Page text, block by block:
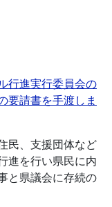
行進実行委員会の
要請書を手渡しま
民、支援団体など
進を行い県民に内
と県議会に存続の